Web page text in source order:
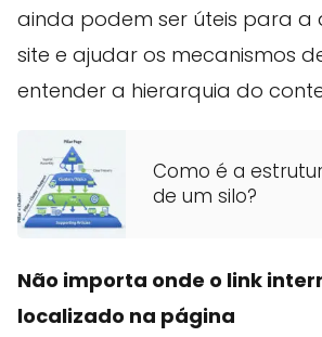
ainda podem ser úteis para a
site e ajudar os mecanismos
entender a hierarquia do
Como é a
de um silo?
Não importa onde o link
localizado na página